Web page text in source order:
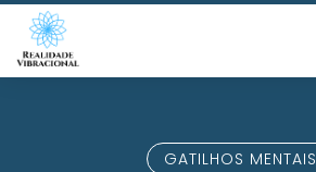
GATILHOS MENTAIS